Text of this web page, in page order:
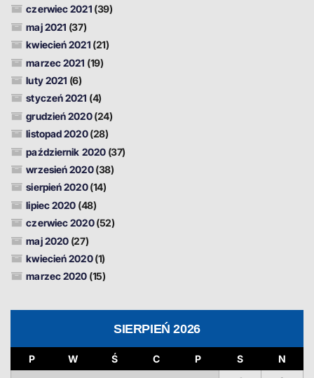
czerwiec 2021 (39)
maj 2021 (37)
kwiecień 2021 (21)
marzec 2021 (19)
luty 2021 (6)
styczeń 2021 (4)
grudzień 2020(24)
listopad 2020(28)
październik 2020(37)
wrzesień 2020(38)
sierpień 2020(14)
lipiec 2020 (48)
czerwiec 2020(52)
maj 2020 (27)
kwiecień 2020(1)
marzec 2020 (15)
SIERPIEŃ 2026
P W Ś C P S
N